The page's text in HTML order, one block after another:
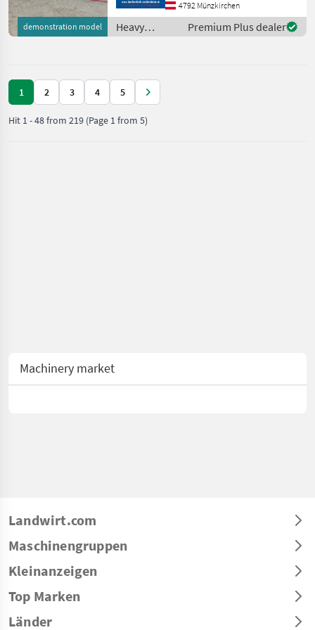
demonstration model
agri gear type: Hydrostatic
drive, Hydr
4792 Münzkirchen
Heavy
equipment/
Case IH
Premium Plus dealer
1 2 3 4 5
Hit 1-48from 219 (Page 1 from 5)
Machinery market
Landwirt.com
Maschinengruppen
Kleinanzeigen
Top Marken
Länder